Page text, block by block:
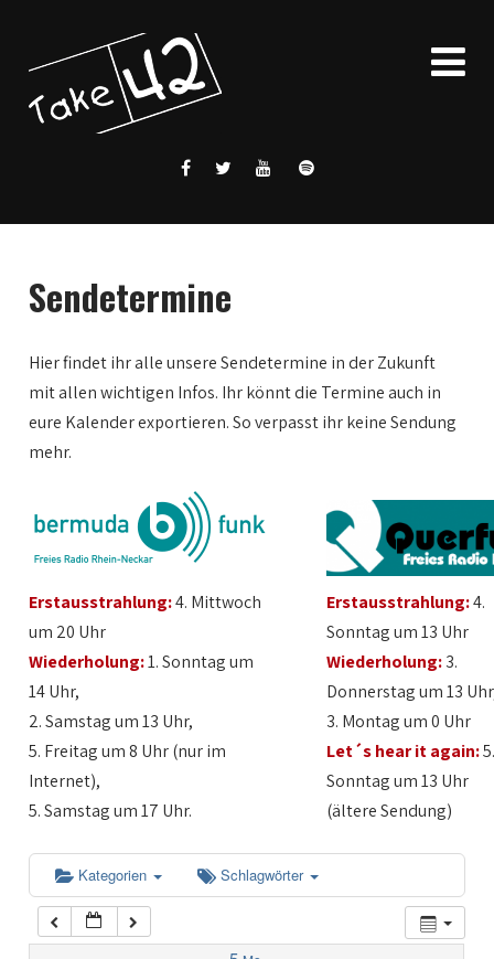
Sendetermine
Hier findet ihr alle unsere Sendetermine in der Zukunft
mit allen wichtigen Infos. Ihr könnt die Termine auch in
eure Kalender exportieren. So verpasst ihr keine Sendung
mehr.
Erstausstrahlung:4. Mittwoch
um 20 Uhr
Wiederholung:1. Sonntag um
14 Uhr,
2. Samstag um 13 Uhr,
5. Freitag um 8 Uhr (nur im
Internet),
5. Samstag um 17 Uhr.
Erstausstrahlung:4.
Sonntag um 13 Uhr
Wiederholung:3.
Donnerstag um 13
3. Montag um 0 Uhr
Let´s hear it again:
Sonntag um 13 Uhr
(ältere Sendung)
Kategorien Schlagwörter
1:00
2:00
3:00
5:00
6:00
7:00